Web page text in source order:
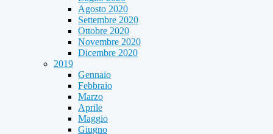
Agosto 2020
Settembre 2020
Ottobre 2020
Novembre 2020
Dicembre 2020
2019
Gennaio
Febbraio
Marzo
Aprile
Maggio
Giugno